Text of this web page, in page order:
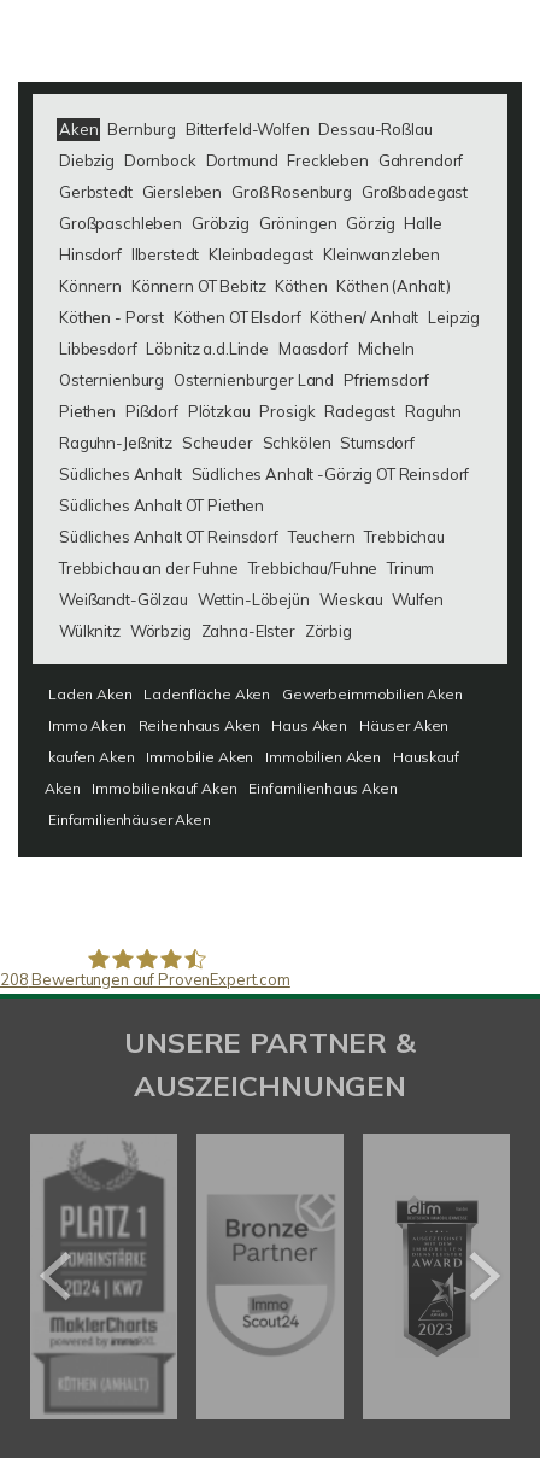
Aken Bernburg Bitterfeld-Wolfen Dessau-Roßlau
Diebzig
Dornbock Dortmund Freckleben
Gahrendorf
Gerbstedt Giersleben Groß Rosenburg
Großbadegast
Großpaschleben
Gröbzig Gröningen Görzig Halle
Hinsdorf Ilberstedt Kleinbadegast Kleinwanzleben
Könnern
Könnern OT Bebitz Köthen Köthen (Anhalt)
Köthen - Porst Köthen OT Elsdorf Köthen/ Anhalt Leipzig
Libbesdorf Löbnitz a.d.Linde Maasdorf Micheln
Osternienburg
Osternienburger Land
Pfriemsdorf
Piethen
Pißdorf Plötzkau Prosigk Radegast Raguhn
Raguhn-Jeßnitz Scheuder Schkölen Stumsdorf
Südliches Anhalt Südliches Anhalt -Görzig OT Reinsdorf
Südliches Anhalt OT Piethen
Südliches Anhalt OT Reinsdorf Teuchern Trebbichau
Trebbichau an der Fuhne Trebbichau/Fuhne Trinum
Weißandt-Gölzau Wettin-Löbejün Wieskau Wulfen
Wülknitz Wörbzig Zahna-Elster Zörbig
Laden Aken Ladenfläche Aken
Gewerbeimmobilien Aken
Immo Aken
Reihenhaus Aken Haus Aken
Häuser Aken
kaufen Aken
Immobilie Aken Immobilien Aken
Hauskauf
Aken
Immobilienkauf Aken
Einfamilienhaus Aken
Einfamilienhäuser Aken
SAW Immobilien
208 Bewertungen auf ProvenExpert.com
UNSERE PARTNER &
AUSZEICHNUNGEN